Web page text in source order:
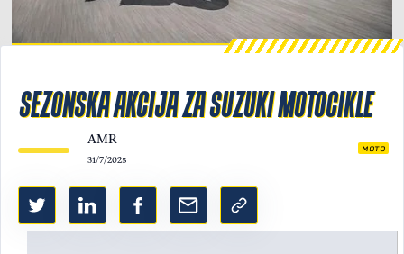
Light/Dark mode
SEZONSKA AKCIJA ZA SUZUKI MOTOCIKLE
AMR
31/7/2025
MOTO